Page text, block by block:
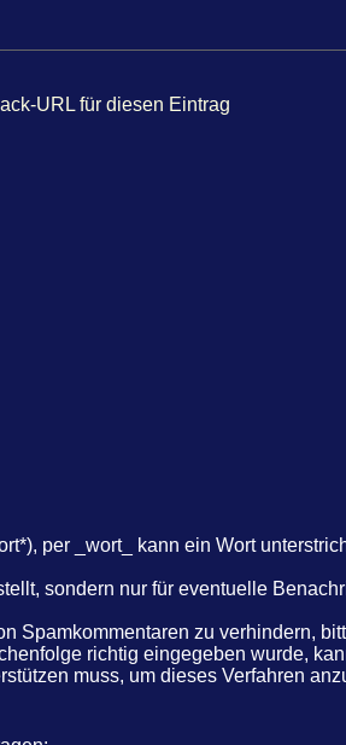
URL für diesen Eintrag
per _wort_ kann ein Wort
sondern nur für eventuelle
Spamkommentaren zu verhindern,
richtig eingegeben wurde,
muss, um dieses Verfahren